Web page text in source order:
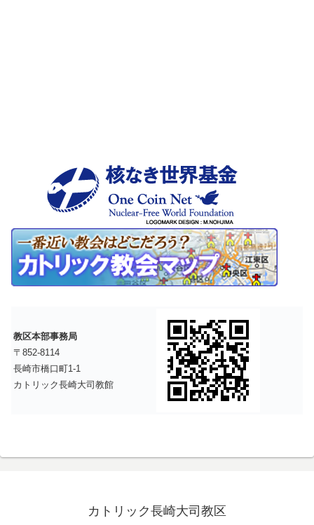
教区本部事務局
〒852-8114
長崎市橋口町1-1
カトリック長崎大司教館
カトリック長崎大司教区